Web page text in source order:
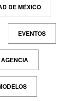
DE MÉXICO
EVENTOS